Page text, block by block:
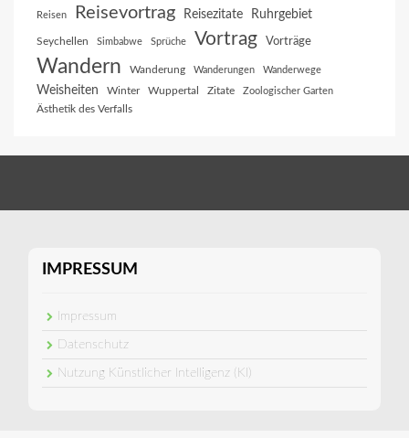
Reisen Reisevortrag Reisezitate Ruhrgebiet
Seychellen Simbabwe Sprüche Vortrag Vorträge
Wandern Wanderung Wanderungen Wanderwege
Weisheiten Winter Wuppertal Zitate Zoologischer Garten
Ästhetik des Verfalls
IMPRESSUM
Impressum
Datenschutz
Nutzung Künstlicher Intelligenz (KI)